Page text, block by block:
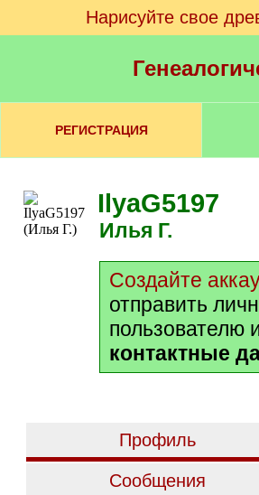
Нарисуйте свое
РЕГИСТРАЦИЯ
IlyaG5197
Илья Г.
Создайте
отправить
пользователю
контактные
Профиль
Сообщения